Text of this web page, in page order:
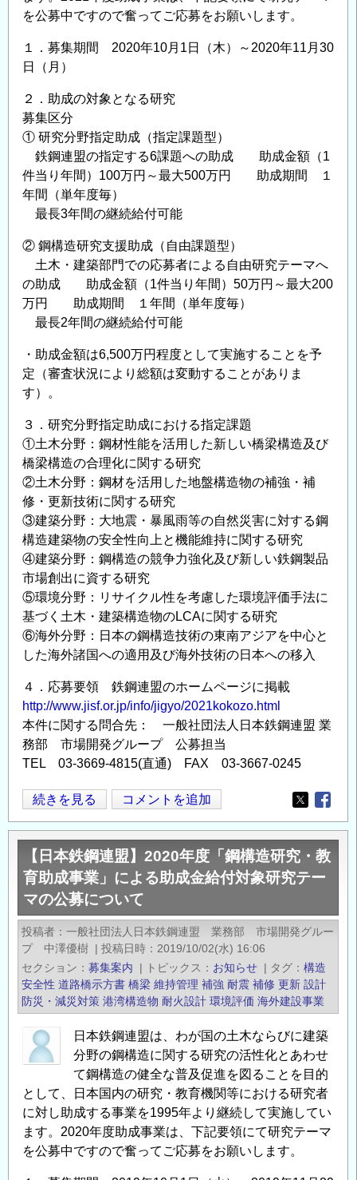
成
事
業」
に
る
助
成
金
給
付
対
象
研
究
テ
ー
の
公
募
つ
い
て
の
を公募中ですので奮ってご応募をお願いします。
１．募集期間 2020年10月1日（木）～2020年11月30
日（月）
２．助成の対象となる研究
募集区分
① 研究分野指定助成（指定課題型）
鉄鋼連盟の指定する6課題への助成 助成金額（1
件当り年間）100万円～最大500万円 助成期間 １
年間（単年度毎）
最長3年間の継続給付可能
② 鋼構造研究支援助成（自由課題型）
土木・建築部門での応募者による自由研究テーマへ
の助成 助成金額（1件当り年間）50万円～最大200
万円 助成期間 １年間（単年度毎）
最長2年間の継続給付可能
・助成金額は6,500万円程度として実施することを予
定（審査状況により総額は変動することがありま
す）。
３．研究分野指定助成における指定課題
①土木分野：鋼材性能を活用した新しい橋梁構造及び
橋梁構造の合理化に関する研究
②土木分野：鋼材を活用した地盤構造物の補強・補
修・更新技術に関する研究
③建築分野：大地震・暴風雨等の自然災害に対する鋼
構造建築物の安全性向上と機能維持に関する研究
④建築分野：鋼構造の競争力強化及び新しい鉄鋼製品
市場創出に資する研究
⑤環境分野：リサイクル性を考慮した環境評価手法に
基づく土木・建築構造物のLCAに関する研究
⑥海外分野：日本の鋼構造技術の東南アジアを中心と
した海外諸国への適用及び海外技術の日本への移入
４．応募要領 鉄鋼連盟のホームページに掲載
http://www.jisf.or.jp/info/jigyo/2021kokozo.html
本件に関する問合先： 一般社団法人日本鉄鋼連盟 業
務部 市場開発グループ 公募担当
TEL 03-3669-4815(直通) FAX 03-3667-0245
【日
本
鉄
鋼
連
盟】
2021
年
「鋼
構
研
究・
育
助
成
事
続きを見る コメントを追加
Opens in
【日本鉄鋼連盟】2020年度「鋼構造研究・教
育助成事業」による助成金給付対象研究テー
マの公募について
投稿者
一般社団法人日本鉄鋼連盟 業務部 市場開発グルー
プ 中澤優樹 | 投稿日時
2019/10/02(水) 16:06
セクション
募集案内 | トピックス お知らせ | タグ
構造
安全性 道路橋示方書 橋梁 維持管理 補強 耐震 補修 更新 設計
防災・減災対策 港湾構造物 耐火設計 環境評価 海外建設事業
日本鉄鋼連盟は、わが国の土木ならびに建築
分野の鋼構造に関する研究の活性化とあわせ
て鋼構造の健全な普及促進を図ることを目的
として、日本国内の研究・教育機関等における研究者
に対し助成する事業を1995年より継続して実施してい
ます。2020年度助成事業は、下記要領にて研究テーマ
を公募中ですので奮ってご応募をお願いします。